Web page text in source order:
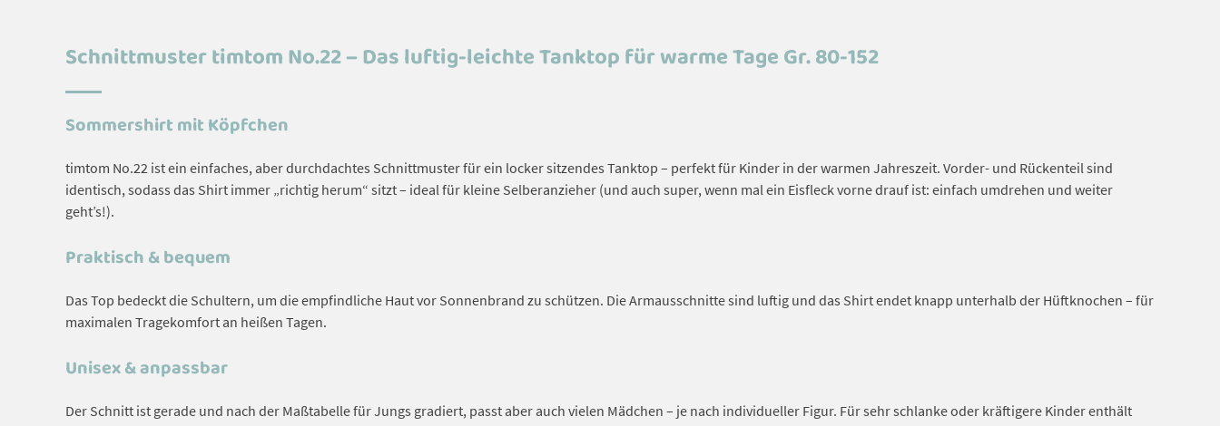
Schnittmuster timtom No.22 – Das luftig-leichte Tanktop für warme Tage Gr. 80-152
Sommershirt mit Köpfchen
timtom No.22 ist ein einfaches, aber durchdachtes Schnittmuster für ein locker sitzendes Tanktop – perfekt für Kinder in der warmen Jahreszeit. Vorder- und Rückenteil sind
identisch, sodass das Shirt immer „richtig herum“ sitzt – ideal für kleine Selberanzieher (und auch super, wenn mal ein Eisfleck vorne drauf ist: einfach umdrehen und weiter
geht’s!).
Praktisch & bequem
Das Top bedeckt die Schultern, um die empfindliche Haut vor Sonnenbrand zu schützen. Die Armausschnitte sind luftig und das Shirt endet knapp unterhalb der Hüftknochen – für
maximalen Tragekomfort an heißen Tagen.
Unisex & anpassbar
Der Schnitt ist gerade und nach der Maßtabelle für Jungs gradiert, passt aber auch vielen Mädchen – je nach individueller Figur. Für sehr schlanke oder kräftigere Kinder enthält